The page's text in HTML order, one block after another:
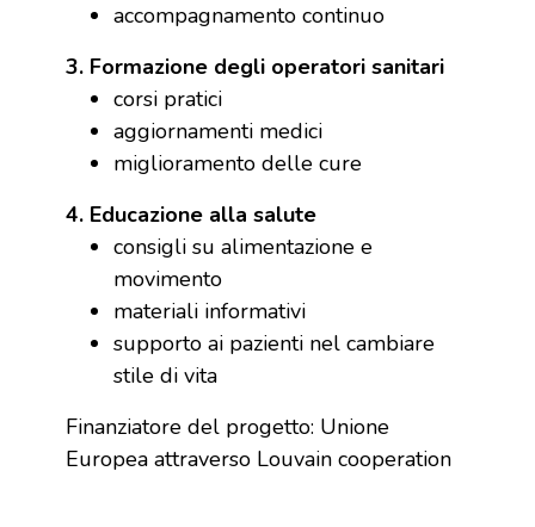
accompagnamento continuo
3. Formazione degli operatori sanitari
corsi pratici
aggiornamenti medici
miglioramento delle cure
4. Educazione alla salute
consigli su alimentazione e
movimento
materiali informativi
supporto ai pazienti nel cambiare
stile di vita
Finanziatore del progetto: Unione
Europea attraverso Louvain cooperation